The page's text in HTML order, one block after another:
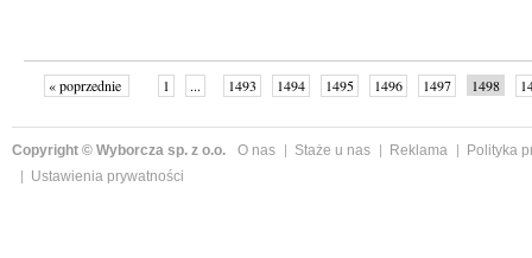
« poprzednie 1 ... 1493 1494 1495 1496 1497 1498
Copyright © Wyborcza sp. z o.o. O nas Staże u nas Reklama
Polityka
Ustawienia prywatności